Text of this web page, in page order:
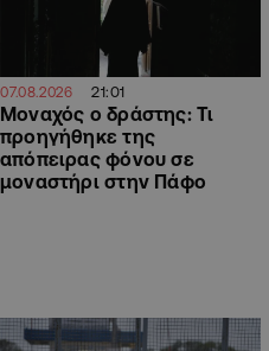
07.08.2026 21:01
Μοναχός ο δράστης: Τι
προηγήθηκε της
απόπειρας φόνου σε
μοναστήρι στην Πάφο